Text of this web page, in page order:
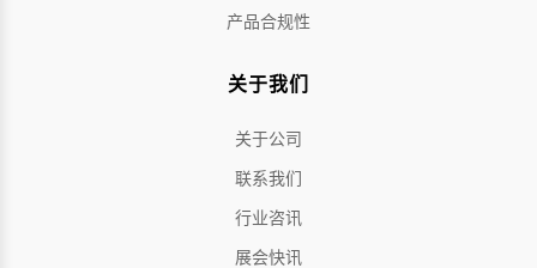
产品合规性
关于我们
关于公司
联系我们
行业咨讯
展会快讯